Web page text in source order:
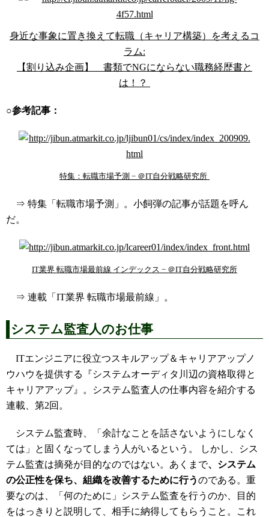
身近な事象に置き換えて転職（キャリア構築）を考えるコ
ラム:
【割り込み企画】 書類でNGにならない職務経歴書と
は！？
○参考記事：
特集：転職市場予測 − ＠IT自分戦略研究所
⇒ 特集「転職市場予測」。小飼弾の記事が話題を呼ん
だ。
IT業界 転職市場最前線 インデックス − ＠IT自分戦略研究所
⇒ 連載「IT業界 転職市場最前線」。
システム監査人のお仕事
ITエンジニアに役立つスキルアップ＆キャリアアップノ
ウハウを提供する『システムオーディタ川辺の資格取得と
キャリアアップ』。システム監査人の仕事内容を紹介する
連載、第2回。
システム監査時、「余計なことを話さないようにしなく
ては」と固くなってしまう人がいるという。 しかし、シス
テム監査は摘発が目的なのではない。あくまで、システム
の公正性を保ち、組織を改善するために行うのである。重
要なのは、「何のために」システム監査を行うのか、目的
をはっきりと説明して、相手に納得してもらうこと。これ